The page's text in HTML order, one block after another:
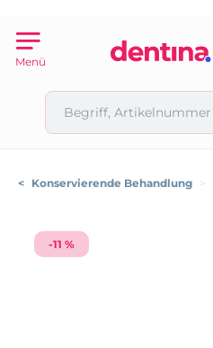
Menü
< Konservierende Behandlung >
-11 %